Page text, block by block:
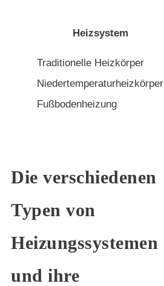
Heizsystem
Traditionelle Heizkörper
Niedertemperaturheizkörper
Fußbodenheizung
Die verschiedenen
Typen von
Heizungssystemen
und ihre